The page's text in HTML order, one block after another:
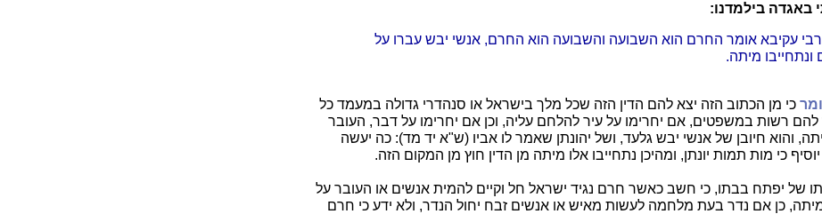
באגדה בילמדנו:
רבי עקיבא אומר החרם הוא השבועה והשבועה הוא החרם, אנשי יבש עברו על
מיתה.
כי מן הכתוב הזה יצא להם הדין הזה שכל מלך בישראל או סנהדרי גדולה במעמד כל
רשות במשפטים, אם יחרימו על עיר להלחם עליה, וכן אם יחרימו על דבר, העובר
והוא חיובן של אנשי יבש גלעד, ושל יהונתן שאמר לו אביו (ש"א יד מד): כה יעשה
כי מות תמות יונתן, ומהיכן נתחייבו אלו מיתה מן הדין חוץ מן המקום הזה.
של יפתח בבתו, כי חשב כאשר חרם נגיד ישראל חל וקיים להמית אנשים או העובר על
כן אם נדר בעת מלחמה לעשות מאיש או אנשים זבח יחול הנדר, ולא ידע כי חרם